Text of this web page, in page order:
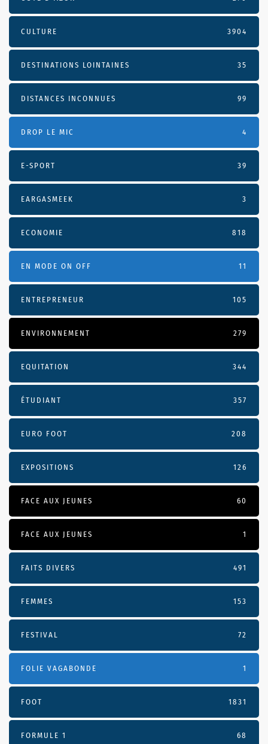
CULTURE 3904
DESTINATIONS LOINTAINES 35
DISTANCES INCONNUES 99
DROP LE MIC 4
E-SPORT 39
EARGASMEEK 3
ECONOMIE 818
EN MODE ON OFF 11
ENTREPRENEUR 105
ENVIRONNEMENT 279
EQUITATION 344
ÉTUDIANT 357
EURO FOOT 208
EXPOSITIONS 126
FACE AUX JEUNES 60
FACE AUX JEUNES 1
FAITS DIVERS 491
FEMMES 153
FESTIVAL 72
FOLIE VAGABONDE 1
FOOT 1831
FORMULE 1 68